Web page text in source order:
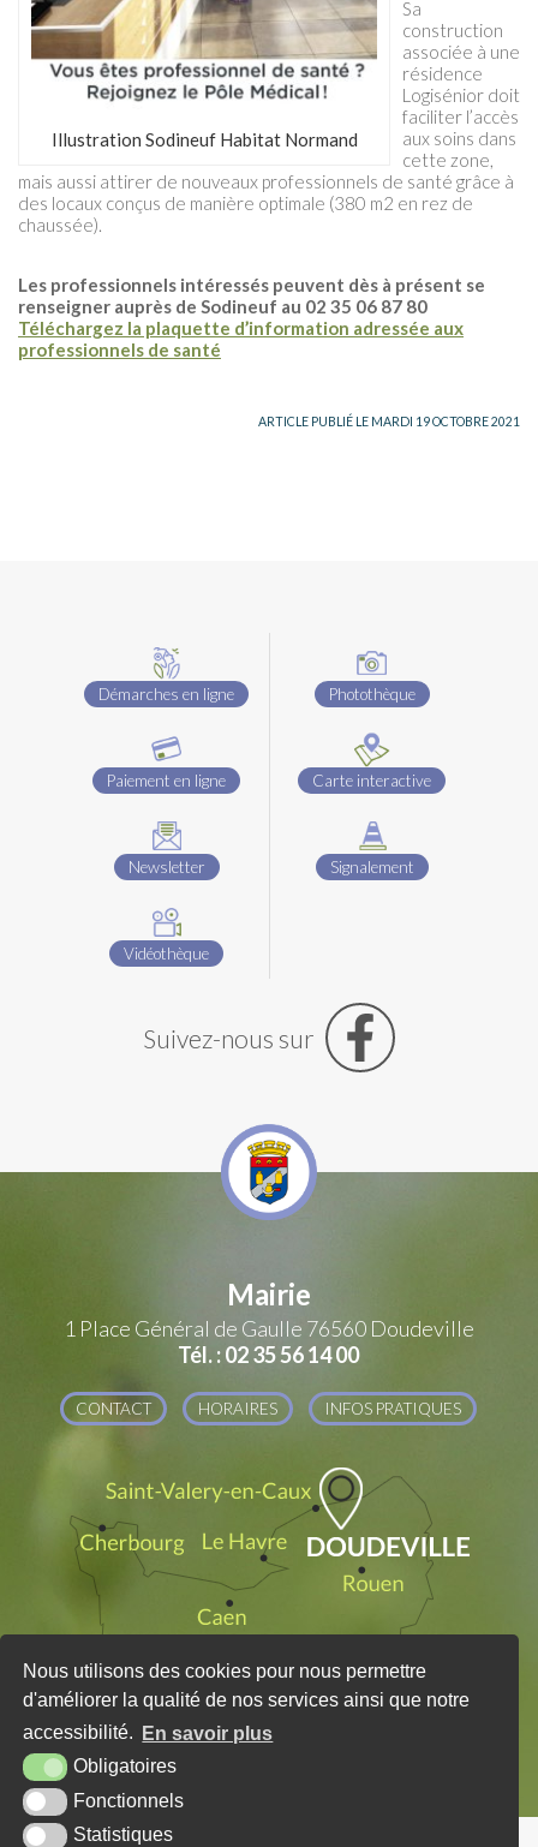
Nous utilisons des cookies pour nous permettre
d'améliorer la qualité de nos services ainsi que notre
accessibilité.
En savoir plus
Obligatoires
Fonctionnels
Statistiques
Illustration Sodineuf Habitat Normand
Sa
construction
associée à une
résidence
Logisénior doit
faciliter l’accès
aux soins dans
cette zone,
mais aussi attirer de nouveaux professionnels de santé grâce à
des locaux conçus de manière optimale (380 m2 en rez de
chaussée).
Les professionnels intéressés peuvent dès à présent se
renseigner auprès de Sodineuf au 02 35 06 87 80
Téléchargez la plaquette d’information adressée aux
professionnels de santé
ARTICLE PUBLIÉ LE MARDI 19 OCTOBRE 2021
Démarches en ligne
Paiement en ligne
Newsletter
Vidéothèque
Photothèque
Carte interactive
Signalement
Suivez-nous sur
Mairie
1 Place Général de Gaulle 76560 Doudeville
Tél. : 02 35 56 14 00
CONTACT HORAIRES INFOS PRATIQUES